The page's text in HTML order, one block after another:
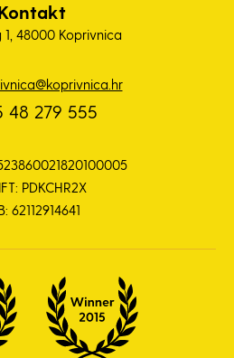
1, 48000 Koprivnica
48 279 555
PDKCHR2X
62112914641